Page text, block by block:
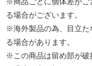
る場合がございます。
※海外製品の為、目立た
る場合があります。
※この商品は留め部が破